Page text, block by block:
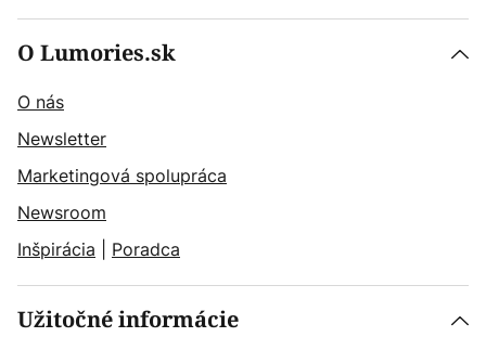
O Lumories.sk
O nás
Newsletter
Marketingová spolupráca
Newsroom
Inšpirácia
Poradca
Užitočné informácie